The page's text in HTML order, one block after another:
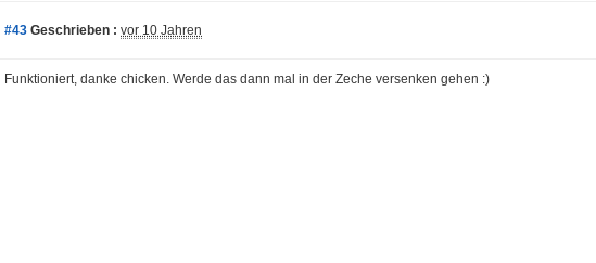
#43 Geschrieben : vor 10 Jahren
Funktioniert, danke chicken. Werde das dann mal in der Zeche versenken gehen :)